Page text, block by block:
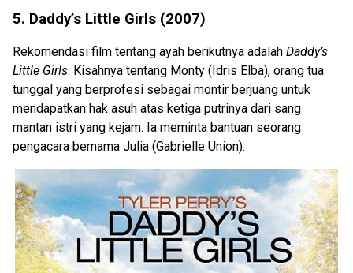
5. Daddy’s Little Girls (2007)
Rekomendasi film tentang ayah berikutnya adalah Daddy’s
Little Girls. Kisahnya tentang Monty (Idris Elba), orang tua
tunggal yang berprofesi sebagai montir berjuang untuk
mendapatkan hak asuh atas ketiga putrinya dari sang
mantan istri yang kejam. Ia meminta bantuan seorang
pengacara bernama Julia (Gabrielle Union).